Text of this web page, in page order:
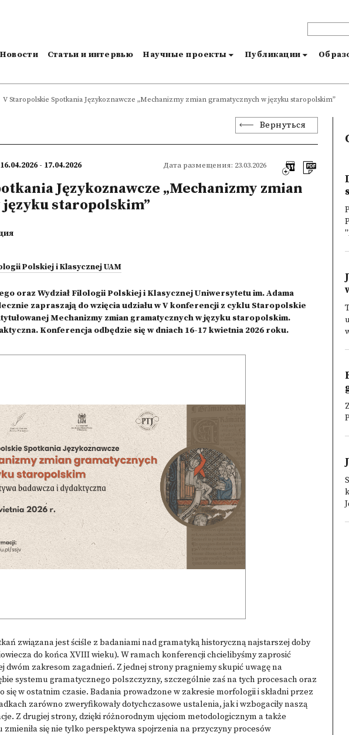
Новости Статьи и интервью Научные проекты Публикации
V Staropolskie Spotkania Językoznawcze „Mechanizmy zmian gramatycznych w języku staropolskim”
Вернуться
16.04.2026 - 17.04.2026 Дата размещения: 23.03.2026
Językoznawcze „Mechanizmy zmian
staropolskim”
Polskiej i Klasycznej UAM
oraz Wydział Filologii Polskiej i Klasycznej Uniwersytetu im. Adama
zapraszają do wzięcia udziału w V konferencji z cyklu Staropolskie
Mechanizmy zmian gramatycznych w języku staropolskim.
Konferencja odbędzie się w dniach 16-17 kwietnia 2026 roku.
związana jest ściśle z badaniami nad gramatyką historyczną najstarszej doby
do końca XVIII wieku). W ramach konferencji chcielibyśmy zaprosić
dwóm zakresom zagadnień. Z jednej strony pragniemy skupić uwagę na
systemu gramatycznego polszczyzny, szczególnie zaś na tych procesach oraz
się w ostatnim czasie. Badania prowadzone w zakresie morfologii i składni przez
zarówno zweryfikowały dotychczasowe ustalenia, jak i wzbogaciły naszą
Z drugiej strony, dzięki różnorodnym ujęciom metodologicznym a także
się nie tylko perspektywa spojrzenia na przyczyny procesów